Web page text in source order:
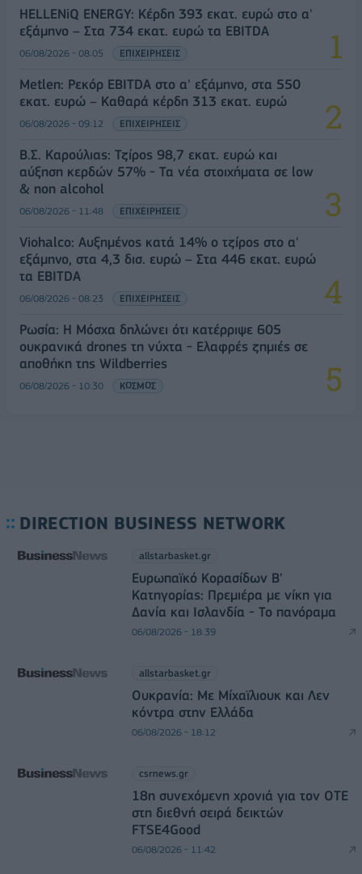
HELLENiQ ENERGY: Κέρδη 393 εκατ. ευρώ στο α'
εξάμηνο – Στα 734 εκατ. ευρώ τα EBITDA
06/08/2026 - 08:05 ΕΠΙΧΕΙΡΗΣΕΙΣ
Metlen: Ρεκόρ EBITDA στο α' εξάμηνο, στα 550
εκατ. ευρώ – Καθαρά κέρδη 313 εκατ. ευρώ
06/08/2026 - 09:12 ΕΠΙΧΕΙΡΗΣΕΙΣ
Β.Σ. Καρούλιας: Τζίρος 98,7 εκατ. ευρώ και
αύξηση κερδών 57% - Τα νέα στοιχήματα σε low
& non alcohol
06/08/2026 - 11:48 ΕΠΙΧΕΙΡΗΣΕΙΣ
Viohalco: Αυξημένος κατά 14% ο τζίρος στο α'
εξάμηνο, στα 4,3 δισ. ευρώ – Στα 446 εκατ. ευρώ
τα EBITDA
06/08/2026 - 08:23 ΕΠΙΧΕΙΡΗΣΕΙΣ
Ρωσία: Η Μόσχα δηλώνει ότι κατέρριψε 605
ουκρανικά drones τη νύχτα - Ελαφρές ζημιές σε
αποθήκη της Wildberries
06/08/2026 - 10:30 ΚΟΣΜΟΣ
DIRECTION BUSINESS NETWORK
allstarbasket.gr
Ευρωπαϊκό Κορασίδων Β'
Κατηγορίας: Πρεμιέρα με νίκη για
Δανία και Ισλανδία - Το πανόραμα
06/08/2026 - 18:39
allstarbasket.gr
Ουκρανία: Με Μίχαϊλιουκ και Λεν
κόντρα στην Ελλάδα
06/08/2026 - 18:12
csrnews.gr
18η συνεχόμενη χρονιά για τον ΟΤΕ
στη διεθνή σειρά δεικτών
FTSE4Good
06/08/2026 - 11:42